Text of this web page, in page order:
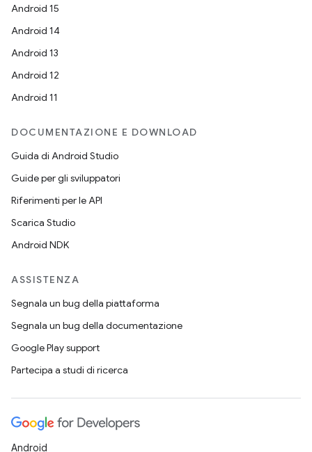
Android 15
Android 14
Android 13
Android 12
Android 11
DOCUMENTAZIONE E DOWNLOAD
Guida di Android Studio
Guide per gli sviluppatori
Riferimenti per le API
Scarica Studio
Android NDK
ASSISTENZA
Segnala un bug della piattaforma
Segnala un bug della documentazione
Google Play support
Partecipa a studi di ricerca
Android